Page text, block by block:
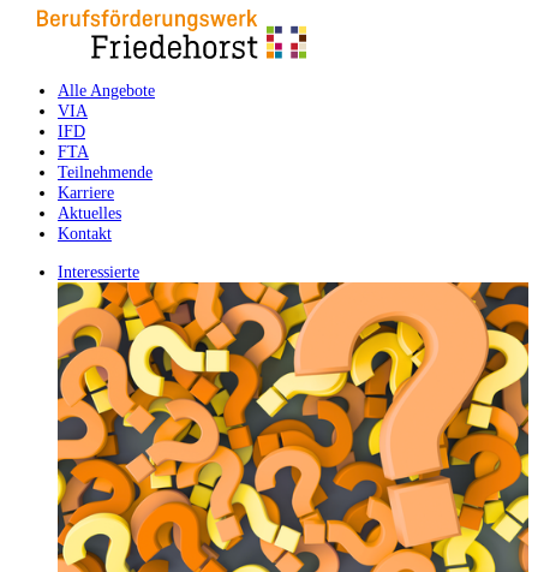
Alle Angebote
VIA
IFD
FTA
Teilnehmende
Karriere
Aktuelles
Kontakt
Interessierte